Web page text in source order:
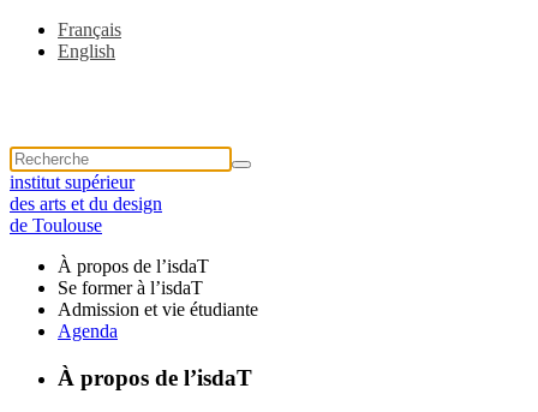
Français
English
institut supérieur
des arts et du design
de Toulouse
À propos de l’isdaT
Se former à l’isdaT
Admission et vie étudiante
Agenda
À propos de l’isdaT